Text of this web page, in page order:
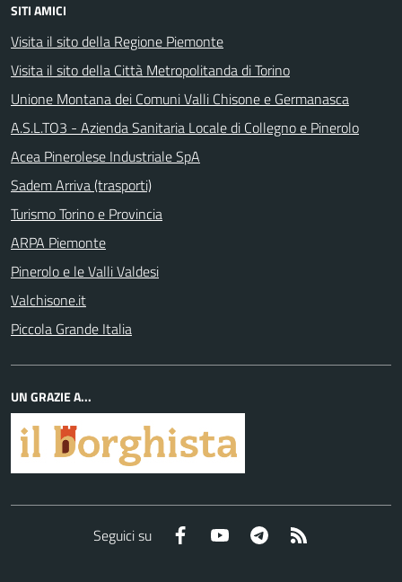
SITI AMICI
Visita il sito della Regione Piemonte
Visita il sito della Città Metropolitanda di Torino
Unione Montana dei Comuni Valli Chisone e Germanasca
A.S.L.TO3 - Azienda Sanitaria Locale di Collegno e Pinerolo
Acea Pinerolese Industriale SpA
Sadem Arriva (trasporti)
Turismo Torino e Provincia
ARPA Piemonte
Pinerolo e le Valli Valdesi
Valchisone.it
Piccola Grande Italia
UN GRAZIE A...
Seguici su Facebook YouTube Telegram